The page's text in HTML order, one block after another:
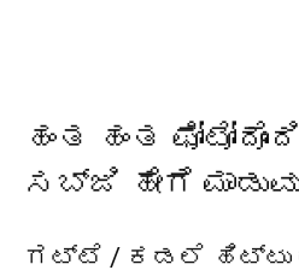
ಹಂತ ಹಂತ ಫೋಟೋ
ಸಬ್ಜಿ ಹೇಗೆ
ಗಟ್ಟೆ / ಕಡಲೆ ಹಿಟ್ಟು